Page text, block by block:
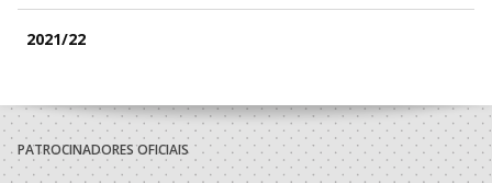
2021/22
Clube
2020/21
PATROCINADORES OFICIAIS